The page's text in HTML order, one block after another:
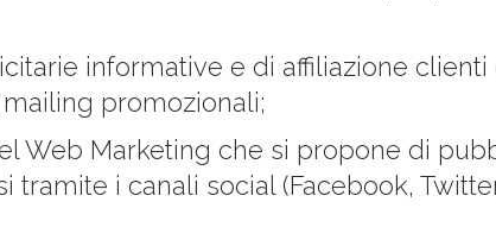
informative e di affiliazione clienti
promozionali;
Web Marketing che si propone di
i canali social (Facebook,